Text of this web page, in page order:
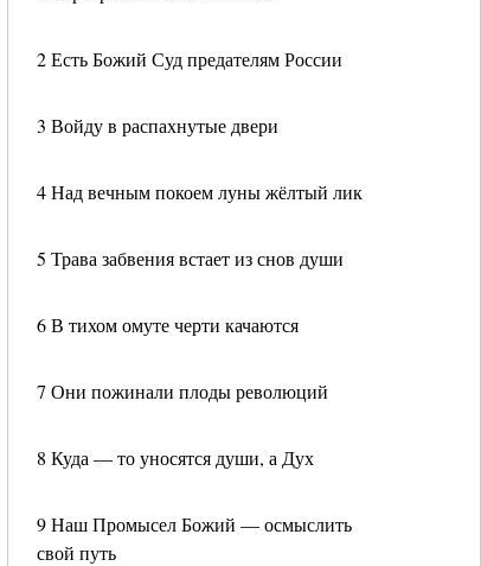
2 Есть Божий Суд предателям России
3 Войду в распахнутые двери
4 Над вечным покоем луны жёлтый лик
5 Трава забвения встает из снов души
6 В тихом омуте черти качаются
7 Они пожинали плоды революций
8 Куда — то уносятся души, а Дух
9 Наш Промысел Божий — осмыслить
свой путь